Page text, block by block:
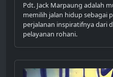
Pdt. Jack Marpaung adalah
memilih jalan hidup sebagai
perjalanan inspiratifnya dari
pelayanan rohani.